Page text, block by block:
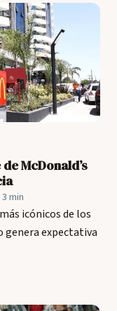
McDonald’s
3 min
icónicos de los
genera expectativa